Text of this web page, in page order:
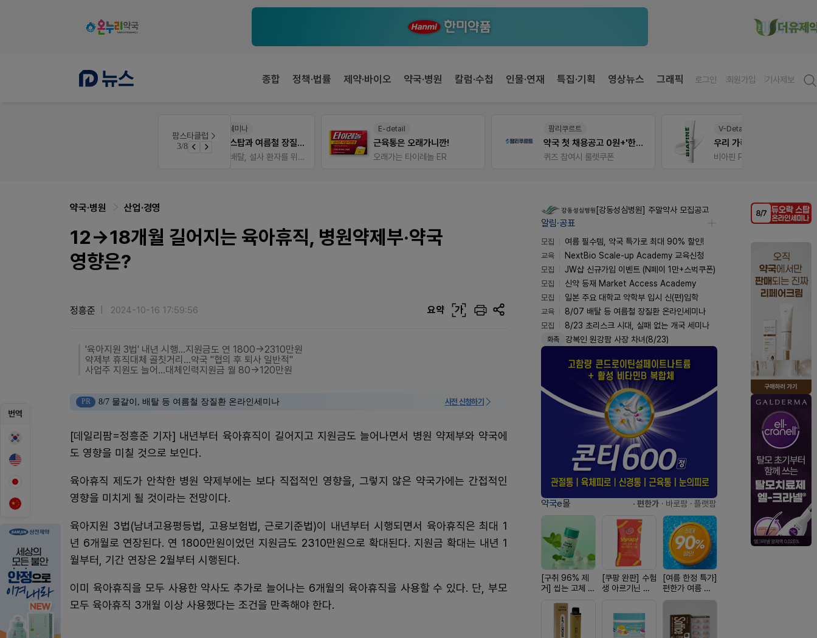
종합 정책·법률 제약·바이오 약국·병원 칼럼·수첩 인물·연재 특집·기획 영상뉴스 그래픽 로그인 회원가입 기사제보
팜스타클럽
3/8 듀오락 스탑과 여름철 장질환 대응법 근육통은 오래가니깐!
오래가는 타이레놀 ER
약국 첫 채용공고 0원+'한번 더' 무료 연장 우리 가족 다양한 상처엔 비아핀!
비아핀 POSM 신청 GO!
번역
약국·병원 산업·경영
12→18개월 길어지는 육아휴직, 병원약제부·약국
영향은?
정흥준 2024-10-16 17:59:56 요약 가
'육아지원 3법' 내년 시행...지원금도 연 1800→2310만원
약제부 휴직대체 골칫거리...약국 "협의 후 퇴사 일반적"
사업주 지원도 늘어...대체인력지원금 월 80→120만원
PR 8/7 물갈이, 배탈 등 여름철 장질환 온라인세미나 사전 신청하기
[데일리팜=정흥준 기자] 내년부터 육아휴직이 길어지고 지원금도 늘어나면서 병원 약제부와 약국에
도 영향을 미칠 것으로 보인다.
육아휴직 제도가 안착한 병원 약제부에는 보다 직접적인 영향을, 그렇지 않은 약국가에는 간접적인
영향을 미치게 될 것이라는 전망이다.
육아지원 3법(남녀고용평등법, 고용보험법, 근로기준법)이 내년부터 시행되면서 육아휴직은 최대 1
년 6개월로 연장된다. 연 1800만원이었던 지원금도 2310만원으로 확대된다. 지원금 확대는 내년 1
월부터, 기간 연장은 2월부터 시행된다.
이미 육아휴직을 모두 사용한 약사도 추가로 늘어나는 6개월의 육아휴직을 사용할 수 있다. 단, 부모
모두 육아휴직 3개월 이상 사용했다는 조건을 만족해야 한다.
[강동성심병원] 주말약사 모집공고
알림·공표
모집
여름 필수템, 약국 특가로 최대 90% 할인!
교육
NextBio Scale-up Academy 교육신청
모집
JW샵 신규가입 이벤트 (N페이 1만+스벅쿠폰)
모집
신약 등재 Market Access Academy
모집
일본 주요 대학교 약학부 입시 신(편)입학
교육
8/07 배탈 등 여름철 장질환 온라인세미나
모집
8/23 초리스크 시대, 실패 없는 개국 세미나
화촉 강복인 원강팜 사장 차녀(8/23)
약국e몰 · 편한가 · 바로팜 · 플랫팜
[구취 96% 제
거] 씹는 고체 가
[쿠팡 완판] 수험
생 아르기닌 에
[여름 한정 특가]
편한가 여름 쿨
세일! (여름 필수